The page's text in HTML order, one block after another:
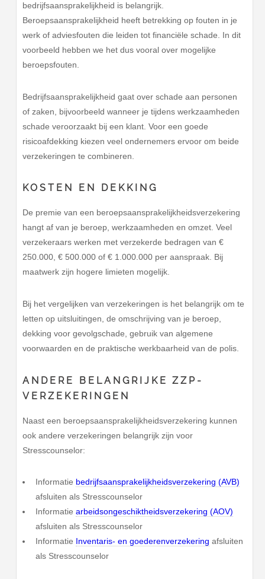
bedrijfsaansprakelijkheid is belangrijk.
Beroepsaansprakelijkheid heeft betrekking op fouten in je
werk of adviesfouten die leiden tot financiële schade. In dit
voorbeeld hebben we het dus vooral over mogelijke
beroepsfouten.
Bedrijfsaansprakelijkheid gaat over schade aan personen
of zaken, bijvoorbeeld wanneer je tijdens werkzaamheden
schade veroorzaakt bij een klant. Voor een goede
risicoafdekking kiezen veel ondernemers ervoor om beide
verzekeringen te combineren.
KOSTEN EN DEKKING
De premie van een beroepsaansprakelijkheidsverzekering
hangt af van je beroep, werkzaamheden en omzet. Veel
verzekeraars werken met verzekerde bedragen van €
250.000, € 500.000 of € 1.000.000 per aanspraak. Bij
maatwerk zijn hogere limieten mogelijk.
Bij het vergelijken van verzekeringen is het belangrijk om te
letten op uitsluitingen, de omschrijving van je beroep,
dekking voor gevolgschade, gebruik van algemene
voorwaarden en de praktische werkbaarheid van de polis.
ANDERE BELANGRIJKE ZZP-
VERZEKERINGEN
Naast een beroepsaansprakelijkheidsverzekering kunnen
ook andere verzekeringen belangrijk zijn voor
Stresscounselor:
Informatie bedrijfsaansprakelijkheidsverzekering (AVB)
afsluiten als Stresscounselor
Informatie arbeidsongeschiktheidsverzekering (AOV)
afsluiten als Stresscounselor
Informatie Inventaris- en goederenverzekering afsluiten
als Stresscounselor